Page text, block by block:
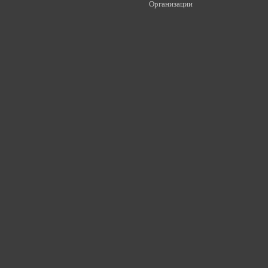
Организации